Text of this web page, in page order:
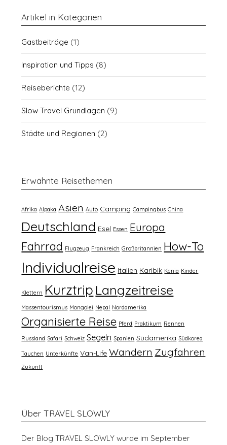
Artikel in Kategorien
Gastbeiträge (1)
Inspiration und Tipps (8)
Reiseberichte (12)
Slow Travel Grundlagen (9)
Städte und Regionen (2)
Erwähnte Reisethemen
Afrika Alpaka Asien Auto Camping Campingbus China
Deutschland Esel Essen Europa
Fahrrad Flugzeug Frankreich Großbritannien How-To
Individualreise Italien Karibik Kenia Kinder
Klettern Kurztrip Langzeitreise
Massentourismus Mongolei Nepal Nordamerika
Organisierte Reise Pferd Praktikum Rennen
Russland Safari Schweiz Segeln Spanien Südamerika Südkorea
Tauchen Unterkünfte Van-Life Wandern Zugfahren
Zukunft
Über TRAVEL SLOWLY
Der Blog TRAVEL SLOWLY wurde im September